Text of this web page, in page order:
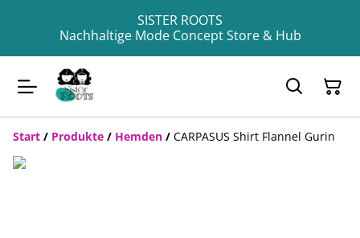
SISTER ROOTS
Nachhaltige Mode Concept Store & Hub
Start / Produkte / Hemden / CARPASUS Shirt Flannel Gurin